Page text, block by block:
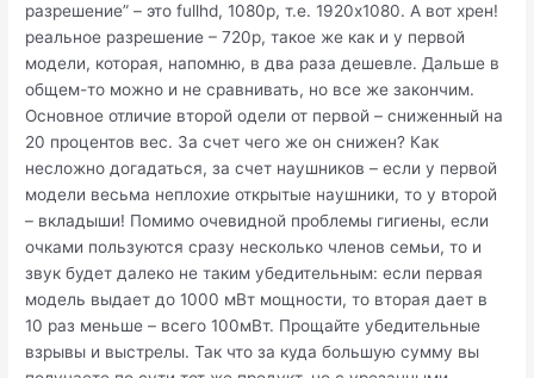
разрешение” – это fullhd, 1080p, т.е. 1920х1080. А вот хрен!
реальное разрешение – 720p, такое же как и у первой
модели, которая, напомню, в два раза дешевле. Дальше в
общем-то можно и не сравнивать, но все же закончим.
Основное отличие второй одели от первой – сниженный на
20 процентов вес. За счет чего же он снижен? Как
несложно догадаться, за счет наушников – если у первой
модели весьма неплохие открытые наушники, то у второй
– вкладыши! Помимо очевидной проблемы гигиены, если
очками пользуются сразу несколько членов семьи, то и
звук будет далеко не таким убедительным: если первая
модель выдает до 1000 мВт мощности, то вторая дает в
10 раз меньше – всего 100мВт. Прощайте убедительные
взрывы и выстрелы. Так что за куда большую сумму вы